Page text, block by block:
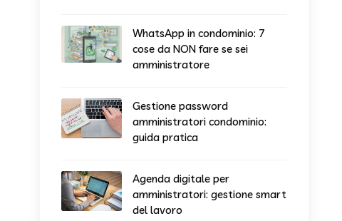
WhatsApp in condominio: 7
cose da NON fare se sei
amministratore
Gestione password
amministratori condominio:
guida pratica
Agenda digitale per
amministratori: gestione smart
del lavoro